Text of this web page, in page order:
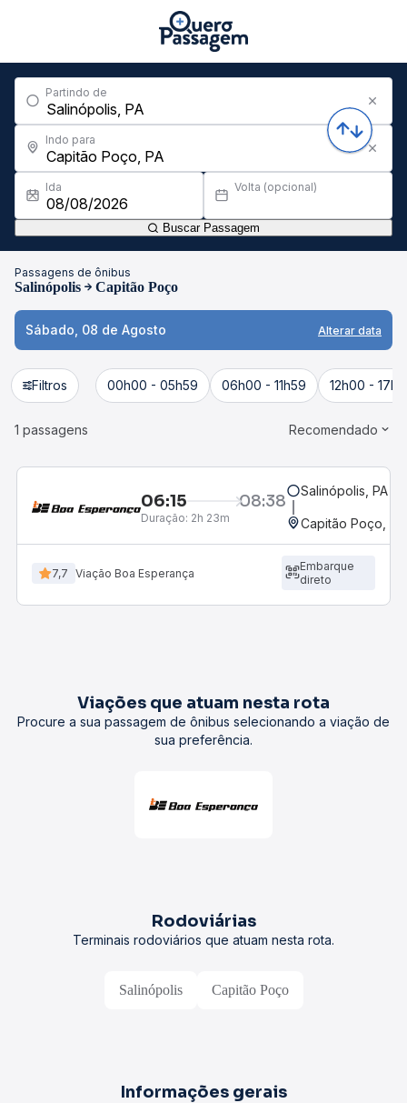
Partindo de
Indo para
Ida Volta (opcional)
Buscar Passagem
Passagens de ônibus
Salinópolis Capitão Poço
Sábado, 08 de Agosto Alterar data
Filtros 00h00 - 05h59 06h00 - 11h59 12h00 -
1 passagens Recomendado
06:15 08:38
Duração: 2h 23m
Salinópolis, PA
Capitão Poço, PA
7,7 Viação Boa Esperança
Embarque
direto
Viações que atuam nesta rota
Procure a sua passagem de ônibus selecionando a viação de
sua preferência.
Rodoviárias
Terminais rodoviários que atuam nesta rota.
Salinópolis Capitão Poço
Informações gerais